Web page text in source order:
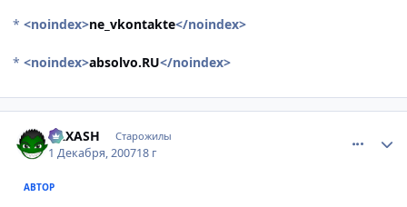
* <noindex>ne_vkontakte</noindex>
* <noindex>absolvo.RU</noindex>
RAXASH Старожилы
1 Декабря, 200718 г
АВТОР